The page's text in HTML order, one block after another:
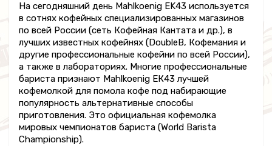
На сегодняшний день Mahlkoenig EK43 используется
в сотнях кофейных специализированных магазинов
по всей России (сеть Кофейная Кантата и др.), в
лучших известных кофейнях (DoubleB, Кофемания и
другие профессиональные кофейни по всей России),
а также в лабораториях. Многие профессиональные
бариста признают Mahlkoenig ЕК43 лучшей
кофемолкой для помола кофе под набирающие
популярность альтернативные способы
приготовления. Это официальная кофемолка
мировых чемпионатов бариста (World Barista
Championship).